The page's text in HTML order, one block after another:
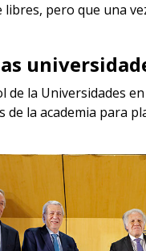
libres, pero que una
de la Universidades
de la academia para